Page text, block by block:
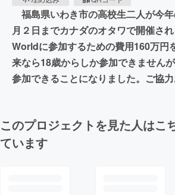
福島県いわき市の高校生二人が今
月２日までカナダのオタワで開催さ
Worldに参加するための費用160万
来なら18歳からしか参加できません
参加できることになりました。ご協力
このプロジェクトを見た人はこ
ています